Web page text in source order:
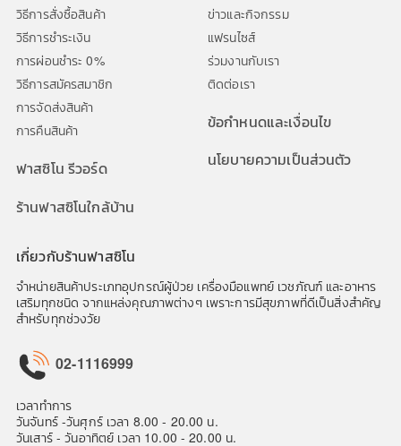
วิธีการสั่งซื้อสินค้า
วิธีการชำระเงิน
การผ่อนชำระ 0%
วิธีการสมัครสมาชิก
การจัดส่งสินค้า
การคืนสินค้า
ฟาสซิโน รีวอร์ด
ร้านฟาสซิโนใกล้บ้าน
ข่าวและกิจกรรม
แฟรนไซส์
ร่วมงานกับเรา
ติดต่อเรา
ข้อกำหนดและเงื่อนไข
นโยบายความเป็นส่วนตัว
เกี่ยวกับร้านฟาสซิโน
จำหน่ายสินค้าประเภทอุปกรณ์ผู้ป่วย เครื่องมือแพทย์ เวชภัณฑ์ และอาหาร
เสริมทุกชนิด จากแหล่งคุณภาพต่างๆ เพราะการมีสุขภาพที่ดีเป็นสิ่งสำคัญ
สำหรับทุกช่วงวัย
02-1116999
เวลาทำการ
วันจันทร์ -วันศุกร์ เวลา 8.00 - 20.00 น.
วันเสาร์ - วันอาทิตย์ เวลา 10.00 - 20.00 น.